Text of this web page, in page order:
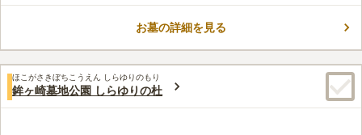
どなたにも安心してお選びいただけます。戦国時代の1515年に
創建された孝顕寺は、結城氏の菩提寺として始まり、福井の地に
お墓の詳細を見る
ほこがさきぼちこうえん しらゆりのもり
鉾ヶ崎墓地公園 しらゆりの杜